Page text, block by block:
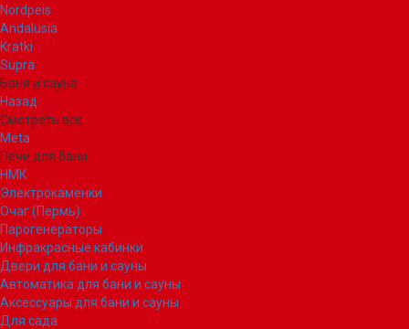
Nordpeis
Andalusia
Kratki
Supra
Баня и сауна
Назад
Смотреть все
Meta
Печи для бани
НМК
Электрокаменки
Очаг (Пермь)
Парогенераторы
Инфракрасные кабинки
Двери для бани и сауны
Автоматика для бани и сауны
Аксессуары для бани и сауны
Для сада